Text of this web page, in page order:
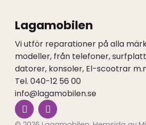
Lagamobilen
Vi utför reparationer på alla
modeller, från telefoner,
datorer, konsoler, El-scootrar
Tel. 040-12 56 00
info@lagamobilen.se
I
n
F
a